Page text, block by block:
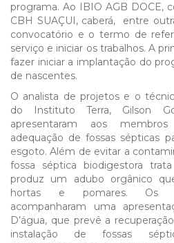
programa. Ao IBIO AGB DOCE,
CBH SUAÇUI, caberá, entre
convocatório e o termo de
serviço e iniciar os trabalhos. A
fazer iniciar a implantação do
de nascentes.
O analista de projetos e o
do Instituto Terra, Gilson
apresentaram aos
adequação de fossas sépticas
esgoto. Além de evitar a
fossa séptica biodigestora
produz um adubo orgânico
hortas e pomares. Os
acompanharam uma
D’água, que prevê a
instalação de fossas